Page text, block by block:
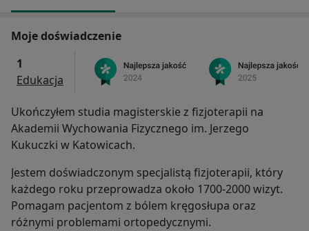
Moje doświadczenie
1
Edukacja
Ukończyłem studia magisterskie z fizjoterapii na
Akademii Wychowania Fizycznego im. Jerzego
Kukuczki w Katowicach.
Jestem doświadczonym specjalistą fizjoterapii, który
każdego roku przeprowadza około 1700-2000 wizyt.
Pomagam pacjentom z bólem kręgosłupa oraz
różnymi problemami ortopedycznymi.